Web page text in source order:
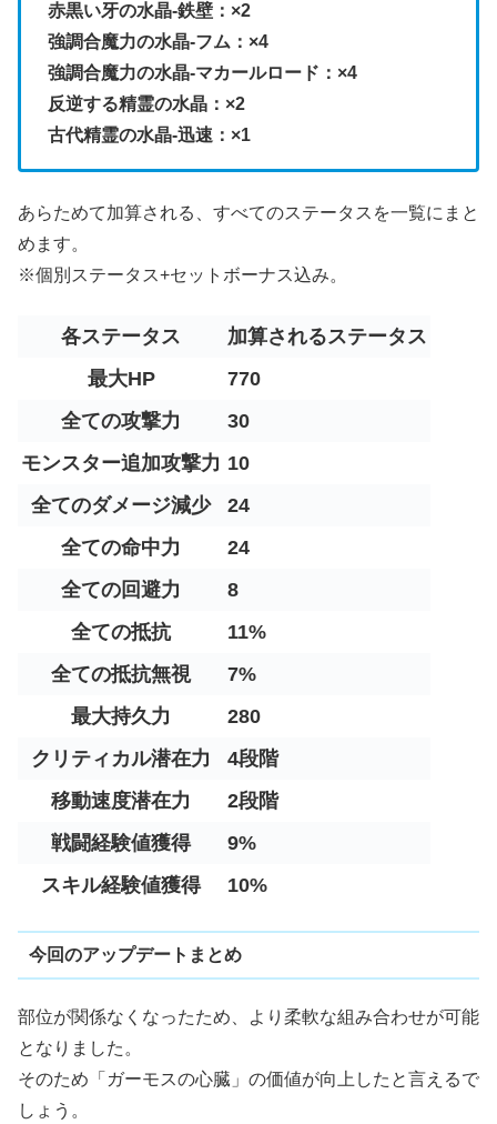
赤黒い牙の水晶-鉄壁：×2
強調合魔力の水晶-フム：×4
強調合魔力の水晶-マカールロード：×4
反逆する精霊の水晶：×2
古代精霊の水晶-迅速：×1
あらためて加算される、すべてのステータスを一覧にまと
めます。
※個別ステータス+セットボーナス込み。
各ステータス
加算されるステータス
最大HP
770
全ての攻撃力
30
モンスター追加攻撃力 10
全てのダメージ減少
24
全ての命中力
24
全ての回避力
8
全ての抵抗
11%
全ての抵抗無視
7%
最大持久力
280
クリティカル潜在力
4段階
移動速度潜在力
2段階
戦闘経験値獲得
9%
スキル経験値獲得
10%
今回のアップデートまとめ
部位が関係なくなったため、より柔軟な組み合わせが可能
となりました。
そのため「ガーモスの心臓」の価値が向上したと言えるで
しょう。